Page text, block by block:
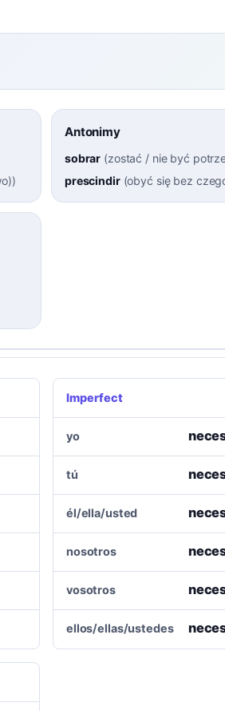
)
Antonimy
sobrar (zostać / nie być
prescindir(obyć się bez
Imperfect
yo
tú
él/ella/usted
nosotros
vosotros
ellos/ellas/ustedes